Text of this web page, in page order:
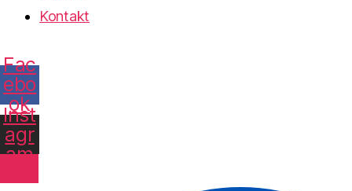
Kontakt
Fac
ebo
ok
Inst
agr
am